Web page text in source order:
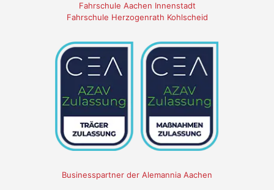
Fahrschule Aachen Innenstadt
Fahrschule Herzogenrath Kohlscheid
Businesspartner der Alemannia Aachen